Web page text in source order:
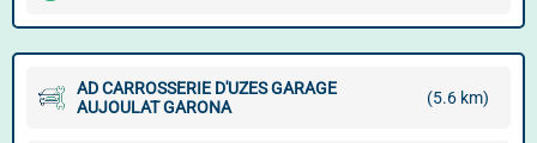
AD CARROSSERIE D'UZES GARAGE
AUJOULAT GARONA
(5.6 km)